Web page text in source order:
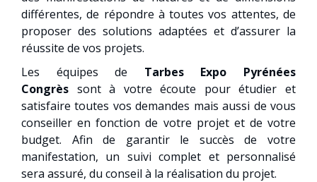
différentes, de répondre à toutes vos attentes, de
proposer des solutions adaptées et d’assurer la
réussite de vos projets.
Les équipes de Tarbes Expo Pyrénées
Congrès sont à votre écoute pour étudier et
satisfaire toutes vos demandes mais aussi de vous
conseiller en fonction de votre projet et de votre
budget. Afin de garantir le succès de votre
manifestation, un suivi complet et personnalisé
sera assuré, du conseil à la réalisation du projet.